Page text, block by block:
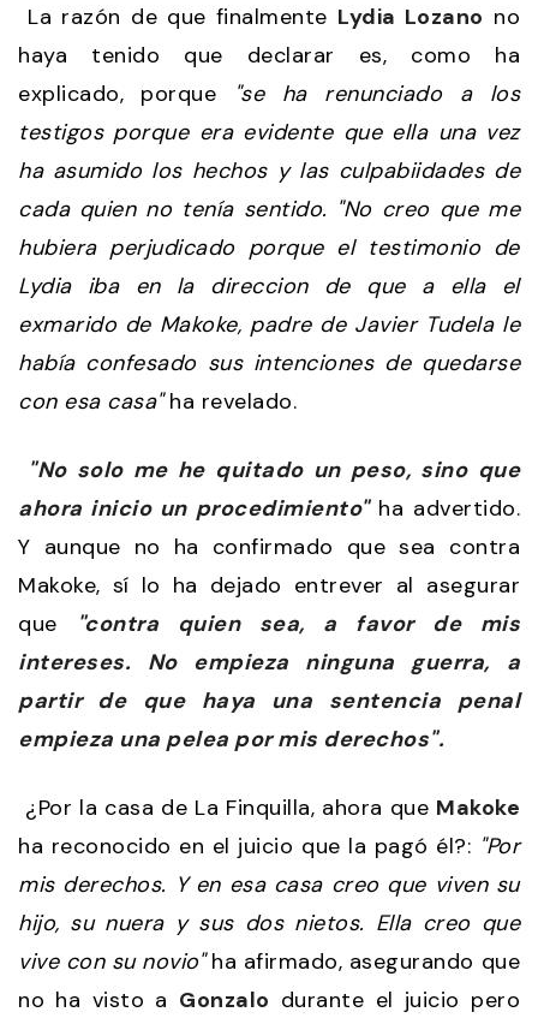
La razón de que finalmente Lydia Lozano no
haya tenido que declarar es, como ha
explicado, porque
"se ha renunciado a los
testigos porque era evidente que ella una vez
ha asumido los hechos y las culpabiidades de
cada quien no tenía sentido. "No creo que me
hubiera perjudicado porque el testimonio de
Lydia iba en la direccion de que a ella el
exmarido de Makoke, padre de Javier Tudela le
había confesado sus intenciones de quedarse
con esa casa"ha revelado.
"No solo me he quitado un peso, sino que
ahora inicio un procedimiento"ha advertido.
Y aunque no ha confirmado que sea contra
Makoke, sí lo ha dejado entrever al asegurar
que
"contra quien sea, a favor de mis
intereses. No empieza ninguna guerra, a
partir de que haya una sentencia penal
empieza una pelea por mis derechos".
¿Por la casa de La Finquilla, ahora que Makoke
ha reconocido en el juicio que la pagó él?: "Por
mis derechos. Y en esa casa creo que viven su
hijo, su nuera y sus dos nietos. Ella creo que
vive con su novio"ha afirmado, asegurando que
no ha visto a Gonzalo durante el juicio pero